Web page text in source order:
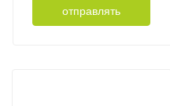
отправлять